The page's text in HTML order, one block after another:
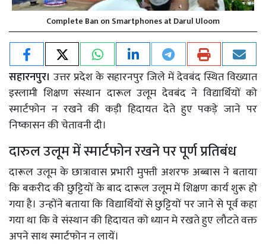
Complete Ban on Smartphones at Darul Uloom
सहारनपुर। उत्तर प्रदेश के सहारनपुर जिले में देवबंद स्थित विख्यात
इस्लामी शिक्षण संस्थान दारूल उलूम देवबंद ने विद्यार्थियों को
स्मार्टफोन न रखने की कड़ी हिदायत देते हुए पकड़े जाने पर
निष्कासन की चेतावनी दी।
दारुल उलूम में स्मार्टफोन रखने पर पूर्ण प्रतिबंध
दारूल उलूम के छात्रावास प्रभारी मुफ्ती अशरफ अब्बास ने बताया
कि बकरीद की छुट्टियों के बाद दारूल उलूम में शिक्षण कार्य शुरू हो
गया है। उन्होंने बताया कि विद्यार्थियों से छुट्टियों पर जाने से पूर्व कहा
गया था कि वे संस्थान की हिदायत को ध्यान मे रखते हुए लौटते वक्त
अपने साथ स्मार्टफोन न लायें।